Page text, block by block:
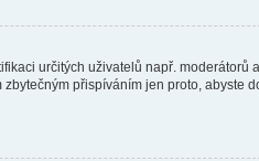
určitých uživatelů např. moderátorů
přispíváním jen proto, abyste